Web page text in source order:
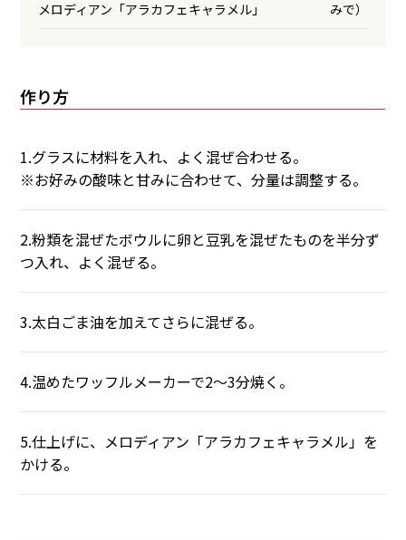
メロディアン「アラカフェキャラメル」
みで）
作り方
1.グラスに材料を入れ、よく混ぜ合わせる。
※お好みの酸味と甘みに合わせて、分量は調整する。
2.粉類を混ぜたボウルに卵と豆乳を混ぜたものを半分ず
つ入れ、よく混ぜる。
3.太白ごま油を加えてさらに混ぜる。
4.温めたワッフルメーカーで2～3分焼く。
5.仕上げに、メロディアン「アラカフェキャラメル」を
かける。